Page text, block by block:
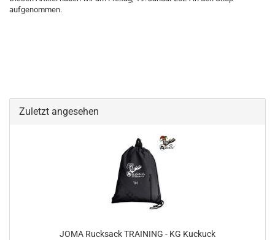
aufgenommen.
Zuletzt angesehen
JOMA Rucksack TRAINING - KG Kuckuck